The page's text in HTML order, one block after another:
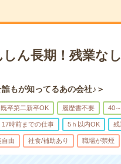
しん長期！残業な
もが知ってるあの会社♪＞
既卒第二新卒OK 履歴書不要 40
17時前までの仕事 5ｈ以内OK 残
自由 社食/補助あり 職場が禁煙